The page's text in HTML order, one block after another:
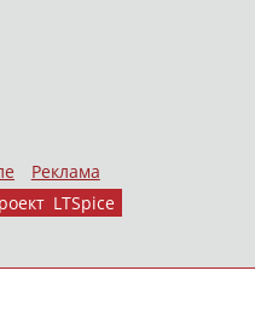
Реклама
LTSpice